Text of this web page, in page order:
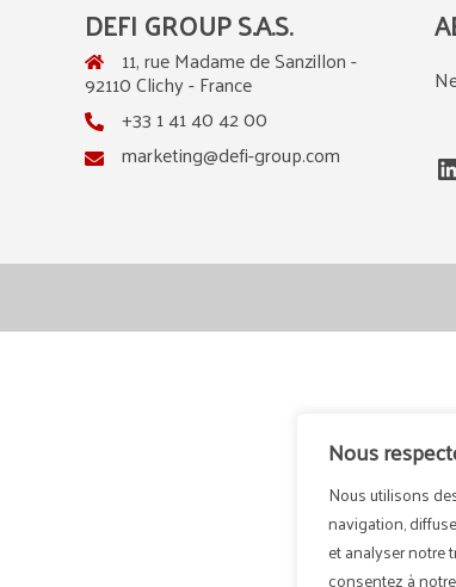
Nous
Nous utilisons
navigation,
et analyser notre
consentez à
DEFI GROUP S.A.S.
11, rue Madame de Sanzillon -
92110 Clichy - France
+33 1 41 40 42 00
marketing@defi-group.com